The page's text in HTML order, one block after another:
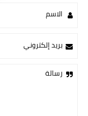
الاسم
بريد إلكتروني
رسالة